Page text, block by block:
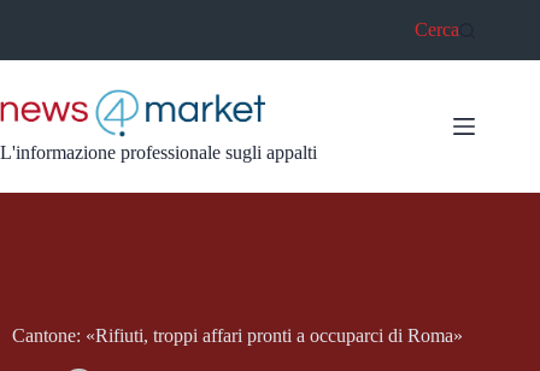
Cerca
L'informazione professionale sugli appalti
Cantone: «Rifiuti, troppi affari pronti a occuparci di Roma»